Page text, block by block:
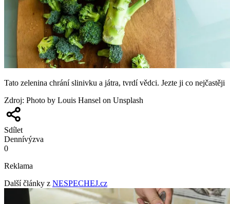
Tato zelenina chrání slinivku a játra, tvrdí vědci. Jezte ji co nejčastěji
Zdroj: Photo by Louis Hansel on Unsplash
Sdílet
Dennívýzva
0
Reklama
Další články z NESPECHEJ.cz